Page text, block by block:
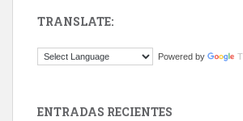
El ayuntamiento se va a llevar a Los Gatos
TRANSLATE:
Powered by
ENTRADAS RECIENTES